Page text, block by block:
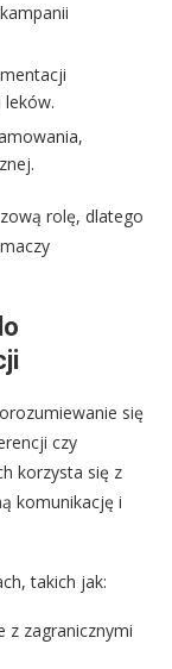
leków.
rolę, dlatego
się
czy
korzysta się z
komunikację i
takich jak:
z zagranicznymi